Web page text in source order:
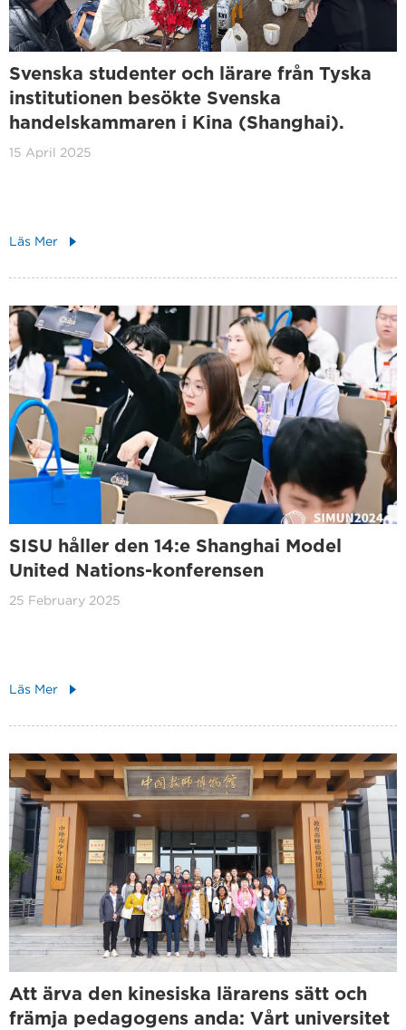
Svenska studenter och lärare från Tyska
institutionen besökte Svenska
handelskammaren i Kina (Shanghai).
15 April 2025
Läs Mer
SISU håller den 14:e Shanghai Model
United Nations-konferensen
25 February 2025
Läs Mer
Att ärva den kinesiska lärarens sätt och
främja pedagogens anda: Vårt universitet